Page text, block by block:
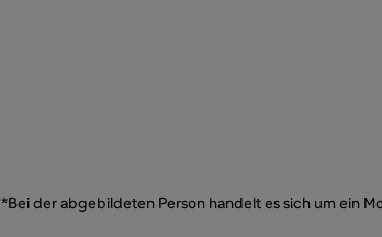
*Bei der abgebildeten Person handelt es sich um ein